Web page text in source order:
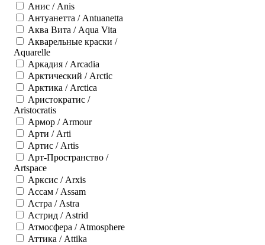
Анис / Anis
Антуанетта / Antuanetta
Аква Вита / Aqua Vita
Акварельные краски /
Aquarelle
Аркадия / Arcadia
Арктический / Arctic
Арктика / Arctica
Аристократис /
Aristocratis
Армор / Armour
Арти / Arti
Артис / Artis
Арт-Пространство /
Artspace
Арксис / Arxis
Ассам / Assam
Астра / Astra
Астрид / Astrid
Атмосфера / Atmosphere
Аттика / Attika